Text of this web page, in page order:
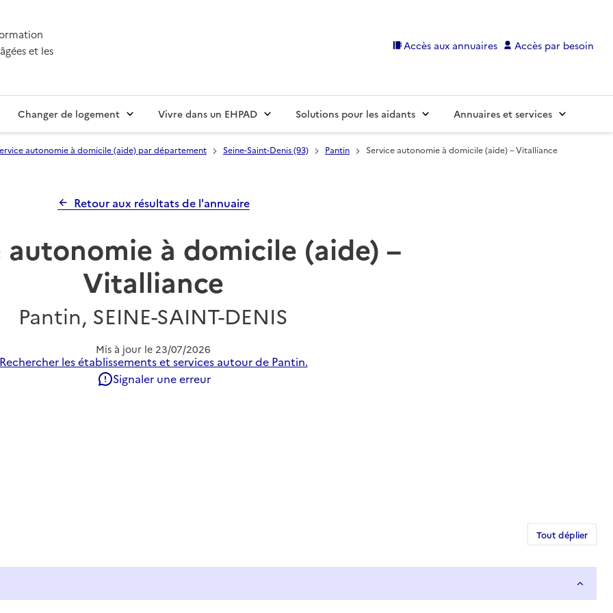
et les
Accès aux annuaires Accès par besoin
Changer de logement Vivre dans un EHPAD Solutions pour les aidants Annuaires et services
autonomie à domicile (aide) par département Seine-Saint-Denis (93) Pantin Service autonomie à domicile (aide) – Vitalliance
Retour aux résultats de l'annuaire
autonomie à domicile (aide) –
Vitalliance
Pantin, SEINE-SAINT-DENIS
Mis à jour le 23/07/2026
Rechercher les établissements et services autour de Pantin.
Signaler une erreur
Tout déplier